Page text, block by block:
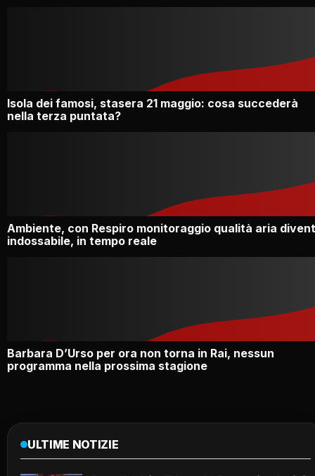
Isola dei famosi, stasera 21 maggio: cosa succederà
nella terza puntata?
Ambiente, con Respiro monitoraggio qualità aria
indossabile, in tempo reale
Barbara D’Urso per ora non torna in Rai, nessun
programma nella prossima stagione
ULTIME NOTIZIE